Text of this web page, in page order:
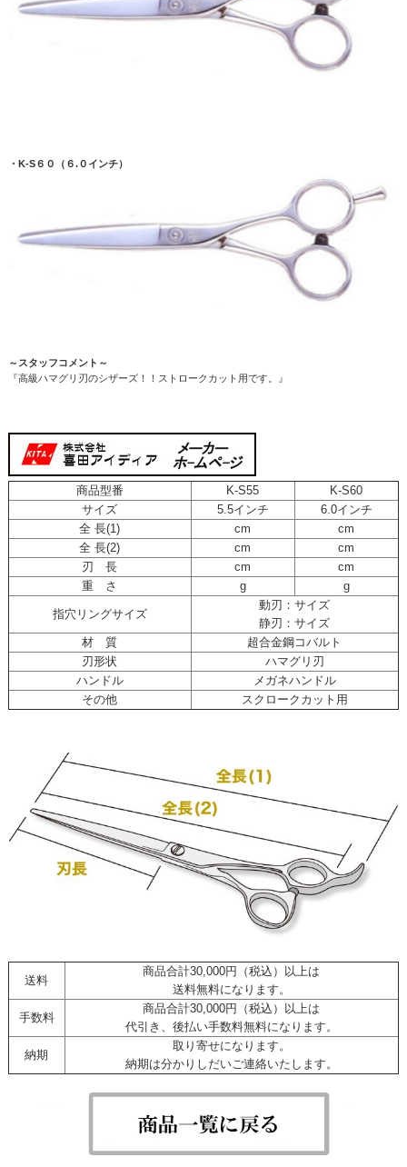
・K-S６０（６.０インチ）
～スタッフコメント～
『高級ハマグリ刃のシザーズ！！ストロークカット用です。』
商品型番 K-S55
K-S60
サイズ
5.5インチ
6.0インチ
全 長(1)
cm
cm
全 長(2)
cm
cm
刃 長
cm
cm
重 さ
g g
指穴リングサイズ
動刃：サイズ
静刃：サイズ
材 質
超合金鋼コバルト
刃形状
ハマグリ刃
ハンドル
メガネハンドル
その他
スクロークカット用
送料
商品合計30,000円（税込）以上は
送料無料になります。
手数料
商品合計30,000円（税込）以上は
代引き、後払い手数料無料になります。
納期
取り寄せになります。
納期は分かりしだいご連絡いたします。